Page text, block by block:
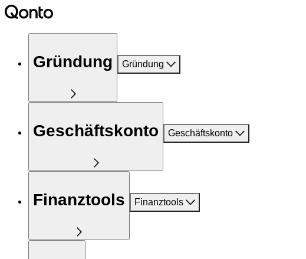
Gründung Gründung
Geschäftskonto Geschäftskonto
Finanztools Finanztools